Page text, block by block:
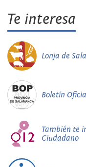
Te interesa
Lonja de
Boletín
También te
Ciudadano